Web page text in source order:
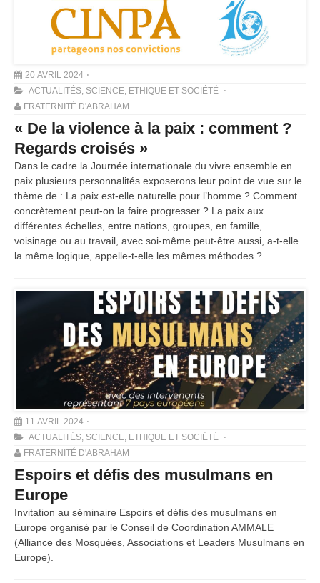
20 AVRIL 2024
ACTUALITÉS, SCIENCE, ETHIQUE ET SOCIÉTÉ
FRATERNITÉ D'ABRAHAM
« De la violence à la paix : comment ?
Regards croisés »
Dans le cadre la Journée internationale du vivre ensemble en
paix plusieurs personnalités exposerons leur point de vue sur le
thème de : La paix est-elle naturelle pour l’homme ? Comment
concrètement peut-on la faire progresser ? La paix aux
différentes échelles, entre nations, groupes, en famille,
voisinage ou au travail, avec soi-même peut-être aussi, a-t-elle
la même logique, appelle-t-elle les mêmes méthodes ?
11 AVRIL 2024
ACTUALITÉS, SCIENCE, ETHIQUE ET SOCIÉTÉ
FRATERNITÉ D'ABRAHAM
Espoirs et défis des musulmans en
Europe
Invitation au séminaire Espoirs et défis des musulmans en
Europe organisé par le Conseil de Coordination AMMALE
(Alliance des Mosquées, Associations et Leaders Musulmans en
Europe).